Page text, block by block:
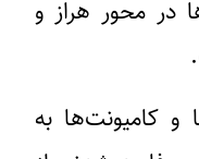
در محور هراز و
و کامیونت‌ها به